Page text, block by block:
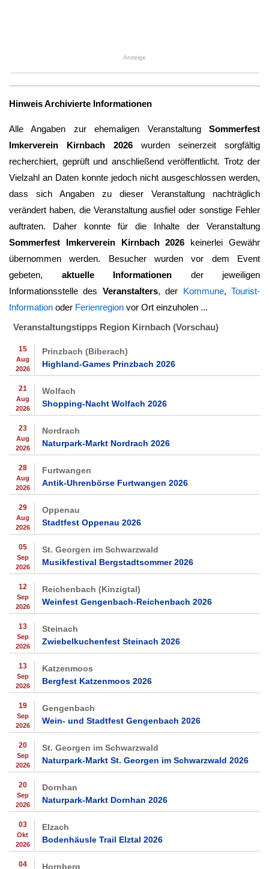
Anzeige
Hinweis Archivierte Informationen
Alle Angaben zur ehemaligen Veranstaltung Sommerfest
Imkerverein Kirnbach 2026 wurden seinerzeit sorgfältig
recherchiert, geprüft und anschließend veröffentlicht. Trotz der
Vielzahl an Daten konnte jedoch nicht ausgeschlossen werden,
dass sich Angaben zu dieser Veranstaltung nachträglich
verändert haben, die Veranstaltung ausfiel oder sonstige Fehler
auftraten. Daher konnte für die Inhalte der Veranstaltung
Sommerfest Imkerverein Kirnbach 2026 keinerlei Gewähr
übernommen werden. Besucher wurden vor dem Event
gebeten, aktuelle Informationen der jeweiligen
Informationsstelle des Veranstalters, der Kommune,Tourist-
Information oder Ferienregion vor Ort einzuholen ...
Veranstaltungstipps Region Kirnbach (Vorschau)
15
Aug
2026
Prinzbach (Biberach)
Highland-Games Prinzbach 2026
21
Aug
2026
Wolfach
Shopping-Nacht Wolfach 2026
23
Aug
2026
Nordrach
Naturpark-Markt Nordrach 2026
28
Aug
2026
Furtwangen
Antik-Uhrenbörse Furtwangen 2026
29
Aug
2026
Oppenau
Stadtfest Oppenau 2026
05
Sep
2026
St. Georgen im Schwarzwald
Musikfestival Bergstadtsommer 2026
12
Sep
2026
Reichenbach (Kinzigtal)
Weinfest Gengenbach-Reichenbach 2026
13
Sep
2026
Steinach
Zwiebelkuchenfest Steinach 2026
13
Sep
2026
Katzenmoos
Bergfest Katzenmoos 2026
19
Sep
2026
Gengenbach
Wein- und Stadtfest Gengenbach 2026
20
Sep
2026
St. Georgen im Schwarzwald
Naturpark-Markt St. Georgen im Schwarzwald 2026
20
Sep
2026
Dornhan
Naturpark-Markt Dornhan 2026
03
Okt
2026
Elzach
Bodenhäusle Trail Elztal 2026
04
Hornberg